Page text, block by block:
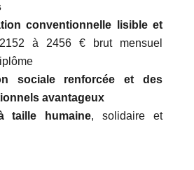
conventionnelle lisible et
à 2456 € brut mensuel
sociale renforcée et des
avantageux
taille humaine, solidaire et